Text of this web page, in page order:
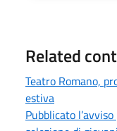
Related
Teatro Romano,
estiva
Pubblicato